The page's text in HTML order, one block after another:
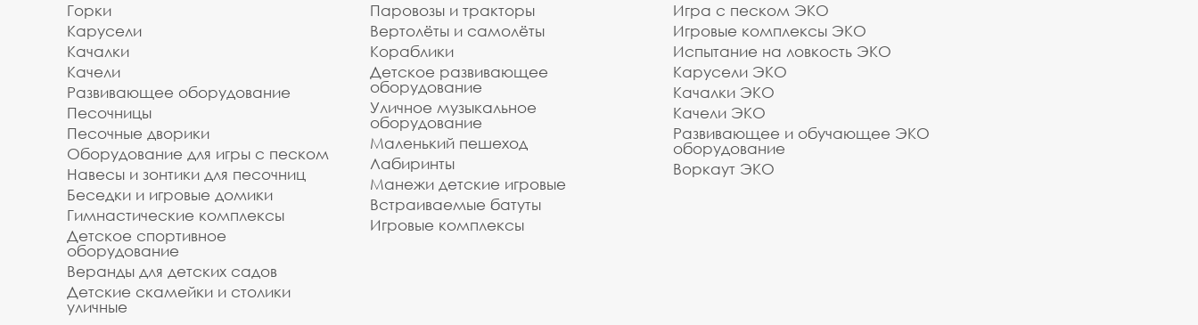
Горки
Карусели
Качалки
Качели
Развивающее оборудование
Песочницы
Песочные дворики
Оборудование для игры с песком
Навесы и зонтики для песочниц
Беседки и игровые домики
Гимнастические комплексы
Детское спортивное
оборудование
Веранды для детских садов
Детские скамейки и столики
уличные
Паровозы и тракторы
Вертолёты и самолёты
Кораблики
Детское развивающее
оборудование
Уличное музыкальное
оборудование
Маленький пешеход
Лабиринты
Манежи детские игровые
Встраиваемые батуты
Игровые комплексы
Игра с песком ЭКО
Игровые комплексы ЭКО
Испытание на ловкость ЭКО
Карусели ЭКО
Качалки ЭКО
Качели ЭКО
Развивающее и обучающее ЭКО
оборудование
Воркаут ЭКО